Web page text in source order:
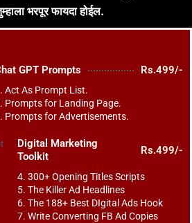
भरपूर फायदा होईल.
GPT Prompts Rs.499/-
Act As Prompt List.
Prompts for Landing Page.
Prompts for Advertisements.
Digital Marketing
Toolkit
Rs.499/-
4. 300+ Opening Titles Scripts
5. The Killer Ad Headlines
6. The 188+ Best DIgital Ads Hook
7. Write Converting FB Ad Copies